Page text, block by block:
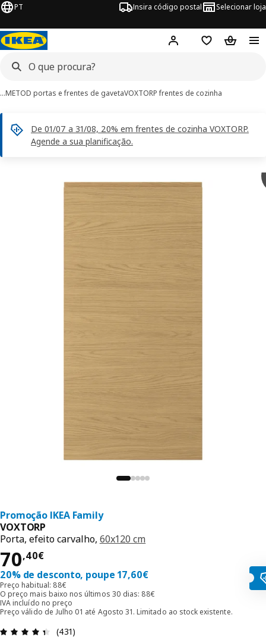
PT Insira código postal Selecionar loja
Hej! Inicie sessão
FavoritosCesto de
…METOD portas e frentes de gavetaVOXTORP frentes de cozinha
De 01/07 a 31/08, 20% em frentes de cozinha VOXTORP.
Agende a sua planificação.
de VOXTORP
Promoção IKEA Family
VOXTORP
Porta, efeito carvalho, 60x120 cm
70,40€
Preço 70,40€
20% de desconto, poupe 17,60€
Preço habitual: 88€
O preço mais baixo nos últimos 30 dias: 88€
IVA incluído no preço
Preço válido de Julho 01 até Agosto 31. Limitado ao stock existente.
Avaliações: 4.4 de 5 estrelas. Total de
(431)